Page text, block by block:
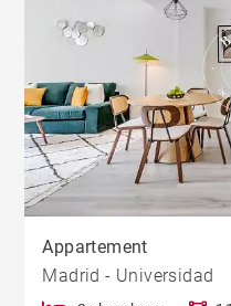
Appartement
Madrid - Universidad